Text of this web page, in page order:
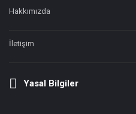
Hakkımızda
İletişim
Yasal Bilgiler